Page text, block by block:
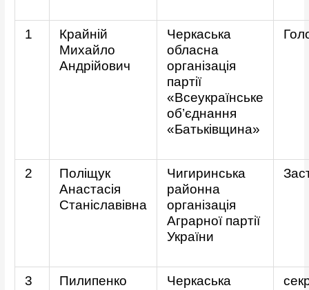
1
Крайній
Михайло
Андрійович
Черкаська
обласна
організація
партії
«Всеукраїнське
об’єднання
«Батьківщина»
2
Поліщук
Анастасія
Станіславівна
Чигиринська
районна
організація
Аграрної партії
України
3
Пилипенко
Черкаська